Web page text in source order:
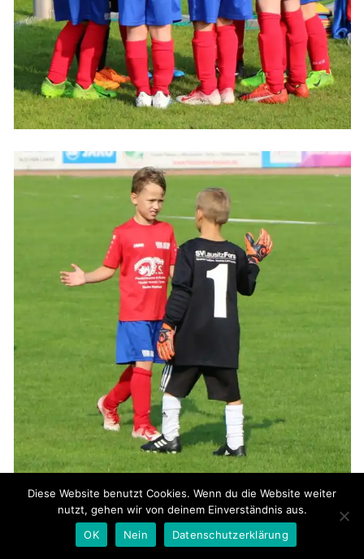
Diese Website benutzt Cookies. Wenn du die Website weiter
nutzt, gehen wir von deinem Einverständnis aus.
OK
Nein Datenschutzerklärung